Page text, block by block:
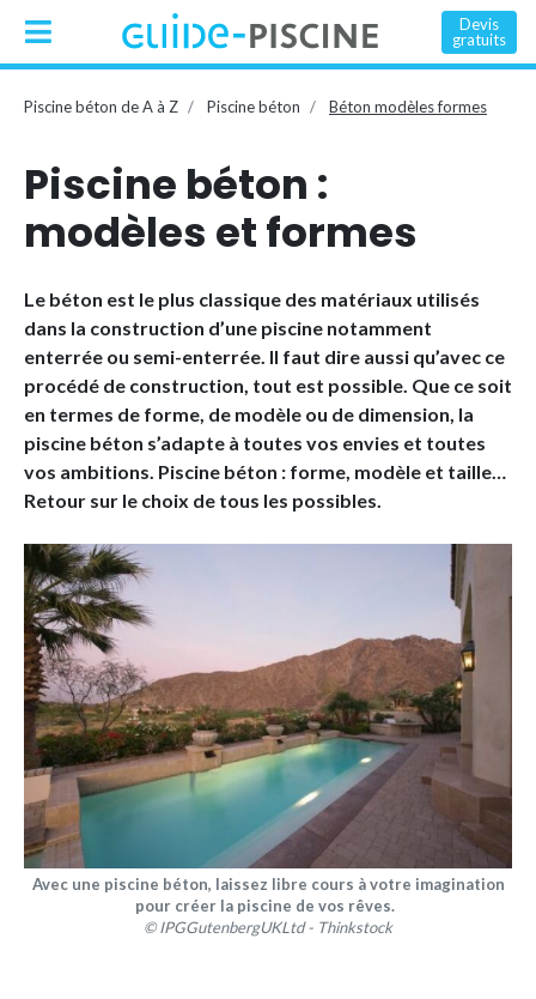
Devis
gratuits
Piscine béton de A à Z Piscine béton Béton modèles formes
Piscine béton :
modèles et formes
Le béton est le plus classique des matériaux utilisés
dans la construction d’une piscine notamment
enterrée ou semi-enterrée. Il faut dire aussi qu’avec ce
procédé de construction, tout est possible. Que ce soit
en termes de forme, de modèle ou de dimension, la
piscine béton s’adapte à toutes vos envies et toutes
vos ambitions. Piscine béton : forme, modèle et taille…
Retour sur le choix de tous les possibles.
Avec une piscine béton, laissez libre cours à votre imagination
pour créer la piscine de vos rêves.
© IPGGutenbergUKLtd - Thinkstock